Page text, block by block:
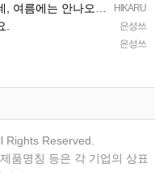
HIKARU
나오는 것 같은.....ㅎ ㅎ)
은성쓰
은성쓰
Rights Reserved.
품명칭 등은 각 기업의 상표